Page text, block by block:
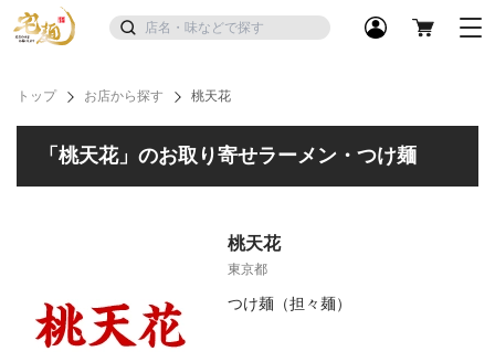
トップ お店から探す 桃天花
「桃天花」のお取り寄せラーメン・つけ麺
桃天花
東京都
つけ麺（担々麺）